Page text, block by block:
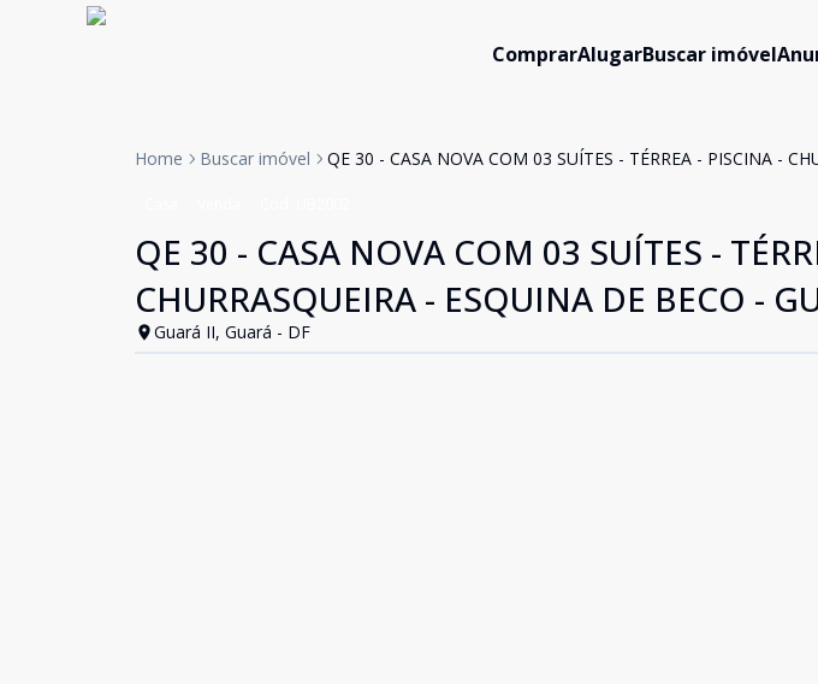
ComprarAlugarBuscar imóvel
Home Buscar imóvel QE 30 - CASA NOVA COM 03 SUÍTES - TÉRREA - PISCINA -
QE 30 - CASA NOVA COM 03 SUÍTES -
CHURRASQUEIRA - ESQUINA DE BECO -
Guará II, Guará - DF